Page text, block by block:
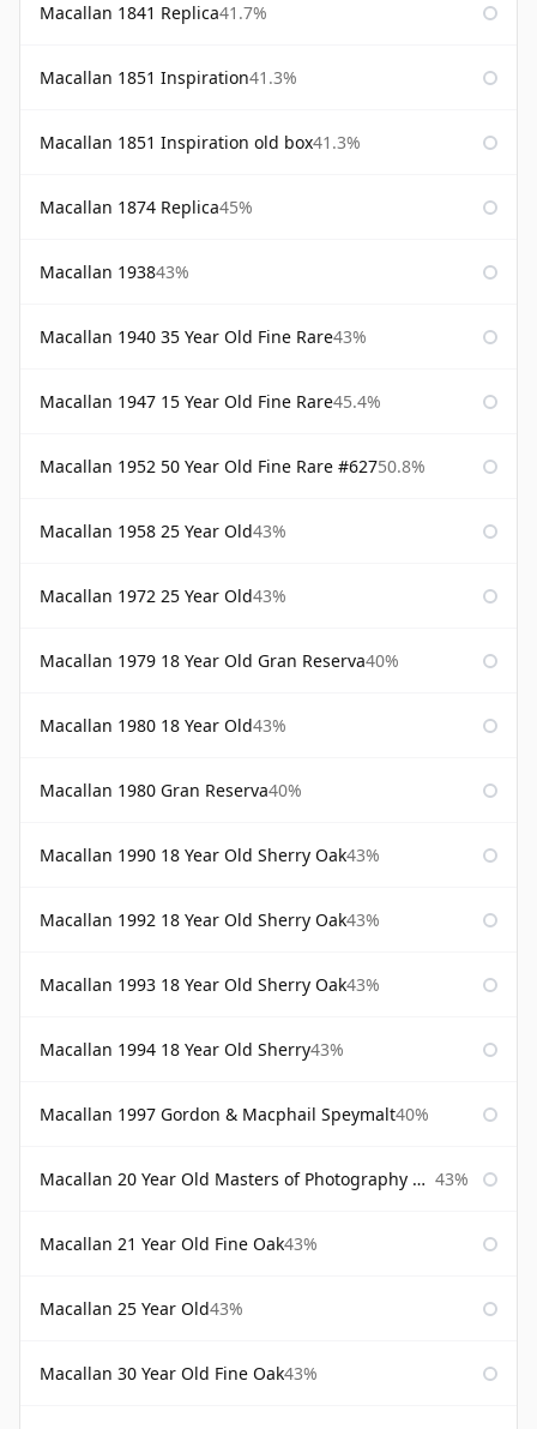
Macallan 1841 Replica41.7%
Macallan 1851 Inspiration41.3%
Macallan 1851 Inspiration old box41.3%
Macallan 1874 Replica45%
Macallan 193843%
Macallan 1940 35 Year Old Fine Rare43%
Macallan 1947 15 Year Old Fine Rare45.4%
Macallan 1952 50 Year Old Fine Rare #62750.8%
Macallan 1958 25 Year Old43%
Macallan 1972 25 Year Old43%
Macallan 1979 18 Year Old Gran Reserva40%
Macallan 1980 18 Year Old43%
Macallan 1980 Gran Reserva40%
Macallan 1990 18 Year Old Sherry Oak43%
Macallan 1992 18 Year Old Sherry Oak43%
Macallan 1993 18 Year Old Sherry Oak43%
Macallan 1994 18 Year Old Sherry43%
Macallan 1997 Gordon & Macphail Speymalt40%
Macallan 20 Year Old Masters of Photography Albert Watson 43%
Macallan 21 Year Old Fine Oak43%
Macallan 25 Year Old43%
Macallan 30 Year Old Fine Oak43%